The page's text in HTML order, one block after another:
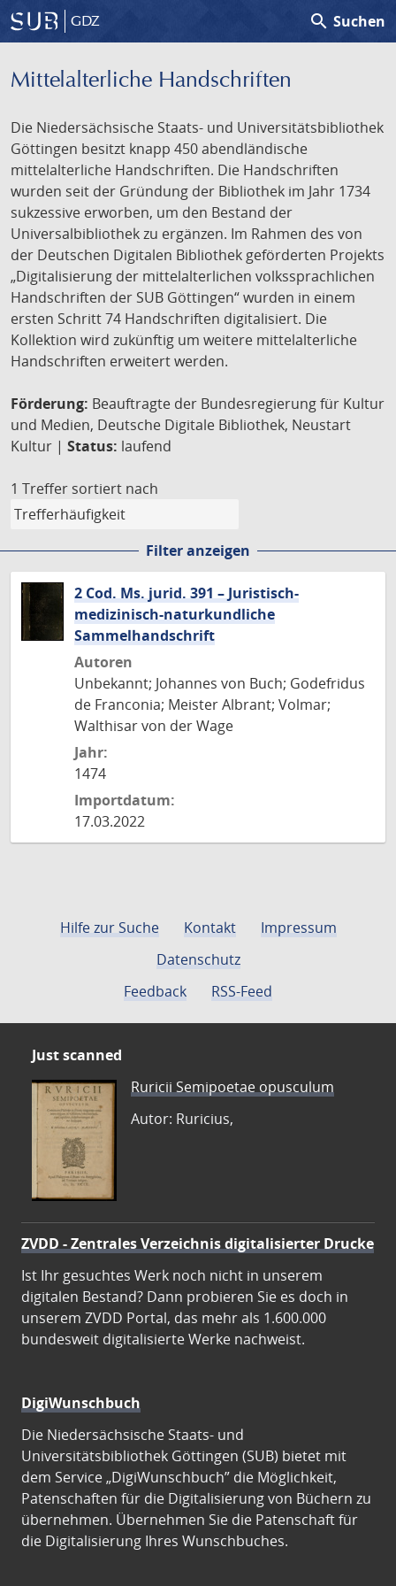
GDZ search Suchen
Mittelalterliche Handschriften
Die Niedersächsische Staats- und Universitätsbibliothek
Göttingen besitzt knapp 450 abendländische
mittelalterliche Handschriften. Die Handschriften
wurden seit der Gründung der Bibliothek im Jahr 1734
sukzessive erworben, um den Bestand der
Universalbibliothek zu ergänzen. Im Rahmen des von
der Deutschen Digitalen Bibliothek geförderten Projekts
„Digitalisierung der mittelalterlichen volkssprachlichen
Handschriften der SUB Göttingen“ wurden in einem
ersten Schritt 74 Handschriften digitalisiert. Die
Kollektion wird zukünftig um weitere mittelalterliche
Handschriften erweitert werden.
Förderung: Beauftragte der Bundesregierung für Kultur
und Medien, Deutsche Digitale Bibliothek, Neustart
Kultur | Status: laufend
1 Treffer sortiert nach
Filter anzeigen
2 Cod. Ms. jurid. 391 – Juristisch-
medizinisch-naturkundliche
Sammelhandschrift
Autoren
Unbekannt; Johannes von Buch; Godefridus
de Franconia; Meister Albrant; Volmar;
Walthisar von der Wage
Jahr:
1474
Importdatum:
17.03.2022
Hilfe zur Suche Kontakt
Impressum
Datenschutz
Feedback
RSS-Feed
Just scanned
Ruricii Semipoetae opusculum
Autor: Ruricius,
ZVDD - Zentrales Verzeichnis digitalisierter Drucke
Ist Ihr gesuchtes Werk noch nicht in unserem
digitalen Bestand? Dann probieren Sie es doch in
unserem ZVDD Portal, das mehr als 1.600.000
bundesweit digitalisierte Werke nachweist.
DigiWunschbuch
Die Niedersächsische Staats- und
Universitätsbibliothek Göttingen (SUB) bietet mit
dem Service „DigiWunschbuch” die Möglichkeit,
Patenschaften für die Digitalisierung von Büchern zu
übernehmen. Übernehmen Sie die Patenschaft für
die Digitalisierung Ihres Wunschbuches.